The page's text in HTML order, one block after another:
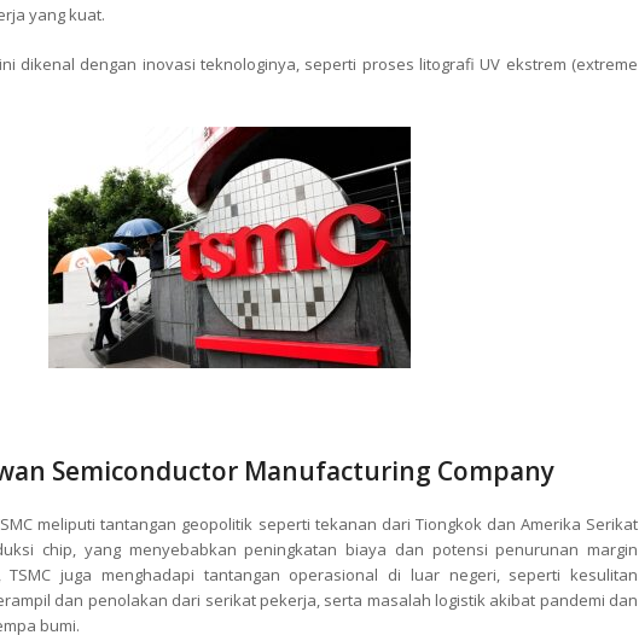
yang kuat.
dikenal dengan inovasi teknologinya, seperti proses litografi UV ekstrem (extreme
Semiconductor Manufacturing Company
meliputi tantangan geopolitik seperti tekanan dari Tiongkok dan Amerika Serikat
chip, yang menyebabkan peningkatan biaya dan potensi penurunan margin
TSMC juga menghadapi tantangan operasional di luar negeri, seperti kesulitan
dan penolakan dari serikat pekerja, serta masalah logistik akibat pandemi dan
bumi.